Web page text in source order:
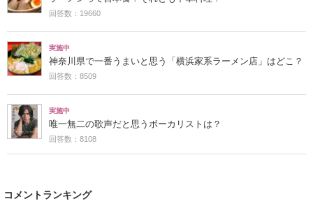
回答数：19660
実施中
神奈川県で一番うまいと思う「横浜家系ラーメン店」はどこ？
回答数：8509
実施中
唯一無二の歌声だと思うボーカリストは？
回答数：8108
コメントランキング